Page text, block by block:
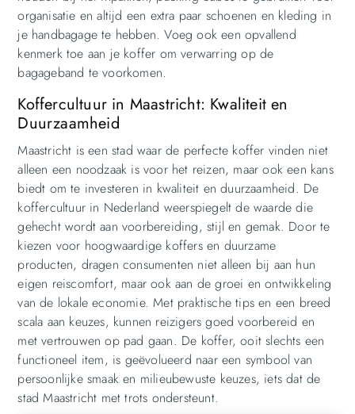
organisatie en altijd een extra paar schoenen en kleding in
je handbagage te hebben. Voeg ook een opvallend
kenmerk toe aan je koffer om verwarring op de
bagageband te voorkomen.
Koffercultuur in Maastricht: Kwaliteit en
Duurzaamheid
Maastricht is een stad waar de perfecte koffer vinden niet
alleen een noodzaak is voor het reizen, maar ook een kans
biedt om te investeren in kwaliteit en duurzaamheid. De
koffercultuur in Nederland weerspiegelt de waarde die
gehecht wordt aan voorbereiding, stijl en gemak. Door te
kiezen voor hoogwaardige koffers en duurzame
producten, dragen consumenten niet alleen bij aan hun
eigen reiscomfort, maar ook aan de groei en ontwikkeling
van de lokale economie. Met praktische tips en een breed
scala aan keuzes, kunnen reizigers goed voorbereid en
met vertrouwen op pad gaan. De koffer, ooit slechts een
functioneel item, is geëvolueerd naar een symbool van
persoonlijke smaak en milieubewuste keuzes, iets dat de
stad Maastricht met trots ondersteunt.